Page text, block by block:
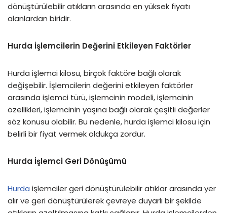
dönüştürülebilir atıkların arasında en yüksek fiyatı
alanlardan biridir.
Hurda İşlemcilerin Değerini Etkileyen Faktörler
Hurda işlemci kilosu, birçok faktöre bağlı olarak
değişebilir. İşlemcilerin değerini etkileyen faktörler
arasında işlemci türü, işlemcinin modeli, işlemcinin
özellikleri, işlemcinin yaşına bağlı olarak çeşitli değerler
söz konusu olabilir. Bu nedenle, hurda işlemci kilosu için
belirli bir fiyat vermek oldukça zordur.
Hurda İşlemci Geri Dönüşümü
Hurda işlemciler geri dönüştürülebilir atıklar arasında yer
alır ve geri dönüştürülerek çevreye duyarlı bir şekilde